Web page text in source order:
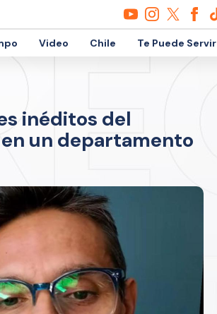
Video Chile Te Puede Servir
inéditos del
un departamento